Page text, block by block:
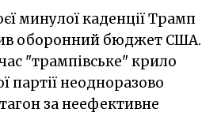
минулої каденції Трамп
оборонний бюджет США.
"трампівське" крило
партії неодноразово
за неефективне